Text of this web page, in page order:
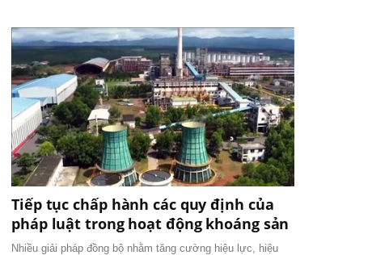
Tiếp tục chấp hành các quy định của
pháp luật trong hoạt động khoáng sản
Nhiều giải pháp đồng bộ nhằm tăng cường hiệu lực, hiệu